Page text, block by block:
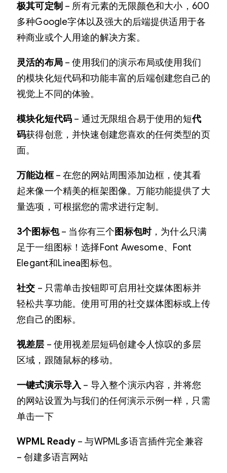
极其可定制 – 所有元素的无限颜色和大小，600
多种Google字体以及强大的后端提供适用于各
种商业或个人用途的解决方案。
灵活的布局– 使用我们的演示布局或使用我们
的模块化短代码和功能丰富的后端创建您自己的
视觉上不同的体验。
模块化短代码 – 通过无限组合易于使用的短代
码获得创意，并快速创建您喜欢的任何类型的页
面。
万能边框– 在您的网站周围添加边框，使其看
起来像一个精美的框架图像。万能功能提供了大
量选项，可根据您的需求进行定制。
3个图标包– 当你有三个图标包时，为什么只满
足于一组图标！选择Font Awesome、Font
Elegant和Linea图标包。
社交 – 只需单击按钮即可启用社交媒体图标并
轻松共享功能。使用可用的社交媒体图标或上传
您自己的图标。
视差层 – 使用视差层短码创建令人惊叹的多层
区域，跟随鼠标的移动。
一键式演示导入 – 导入整个演示内容，并将您
的网站设置为与我们的任何演示示例一样，只需
单击一下
WPML Ready– 与WPML多语言插件完全兼容
– 创建多语言网站